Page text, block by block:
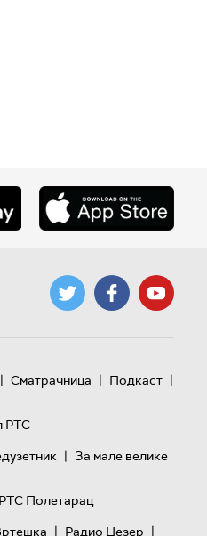
| Сматрачница | Подкаст |
РТС
| За мале велике
РТС Полетарац
| Радио Џезер |